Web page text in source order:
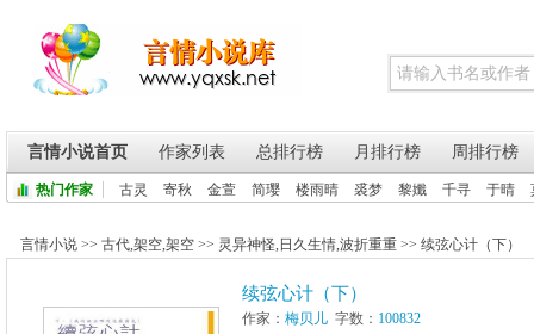
言情小说首页 作家列表 总排行榜 月排行榜 周排行榜
热门作家 古灵 寄秋 金萱 简璎 楼雨晴 裘梦 黎孅 千寻 于晴
言情小说 >> 古代,架空,架空 >> 灵异神怪, 日久生情,波折重重 >> 续弦心计（下）
续弦心计（下）
作家： 梅贝儿 字数： 100832